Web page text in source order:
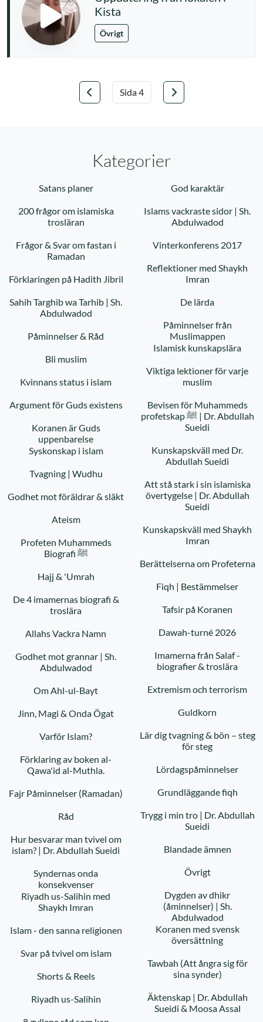
Kista
Övrigt
Föregående
Välj sida
Nästa
Kategorier
Satans planer God karaktär
200 frågor om islamiska
trosläran
Islams vackraste sidor | Sh.
Abdulwadod
Frågor & Svar om fastan i
Ramadan
Vinterkonferens 2017
Reflektioner med Shaykh
Imran
Förklaringen på Hadith Jibril
Sahih Targhib wa Tarhib | Sh.
Abdulwadod
De lärda
Påminnelser från
Muslimappen
Påminnelser & Råd
Islamisk kunskapslära
Bli muslim
Viktiga lektioner för varje
muslim
Kvinnans status i islam
Argument för Guds existens
Bevisen för Muhammeds
profetskap ﷺ | Dr. Abdullah
Sueidi
Koranen är Guds
uppenbarelse
Kunskapskväll med Dr.
Abdullah Sueidi
Syskonskap i islam
Tvagning | Wudhu
Att stå stark i sin islamiska
övertygelse | Dr. Abdullah
Sueidi
Godhet mot föräldrar & släkt
Ateism
Kunskapskväll med Shaykh
Imran
Profeten Muhammeds
Biografi ﷺ
Berättelserna om Profeterna
Hajj & 'Umrah
Fiqh | Bestämmelser
De 4 imamernas biografi &
troslära
Tafsir på Koranen
Dawah-turné 2026
Allahs Vackra Namn
Imamerna från Salaf -
biografier & troslära
Godhet mot grannar | Sh.
Abdulwadod
Extremism och terrorism
Om Ahl-ul-Bayt
Guldkorn
Jinn, Magi & Onda Ögat
Lär dig tvagning & bön – steg
för steg
Varför Islam?
Förklaring av boken al-
Qawa'id al-Muthla.
Lördagspåminnelser
Grundläggande fiqh
Fajr Påminnelser (Ramadan)
Trygg i min tro | Dr. Abdullah
Sueidi
Råd
Hur besvarar man tvivel om
islam? | Dr. Abdullah Sueidi
Blandade ämnen
Övrigt
Syndernas onda
konsekvenser
Dygden av dhikr
(åminnelser) | Sh.
Abdulwadod
Riyadh us-Salihin med
Shaykh Imran
Koranen med svensk
översättning
Islam - den sanna religionen
Svar på tvivel om islam
Tawbah (Att ångra sig för
sina synder)
Shorts & Reels
Äktenskap | Dr. Abdullah
Sueidi & Moosa Assal
Riyadh us-Salihin